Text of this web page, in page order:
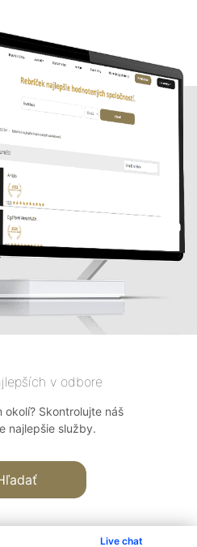
Live chat
v odbore
Skontrolujte náš
najlepšie služby.